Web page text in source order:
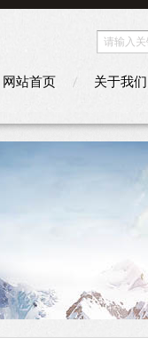
网站首页 关于我们